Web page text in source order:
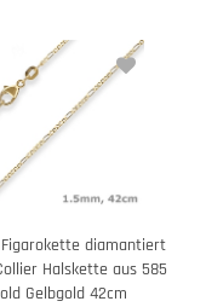
diamantiert
Halskette aus 585
Gelbgold 42cm